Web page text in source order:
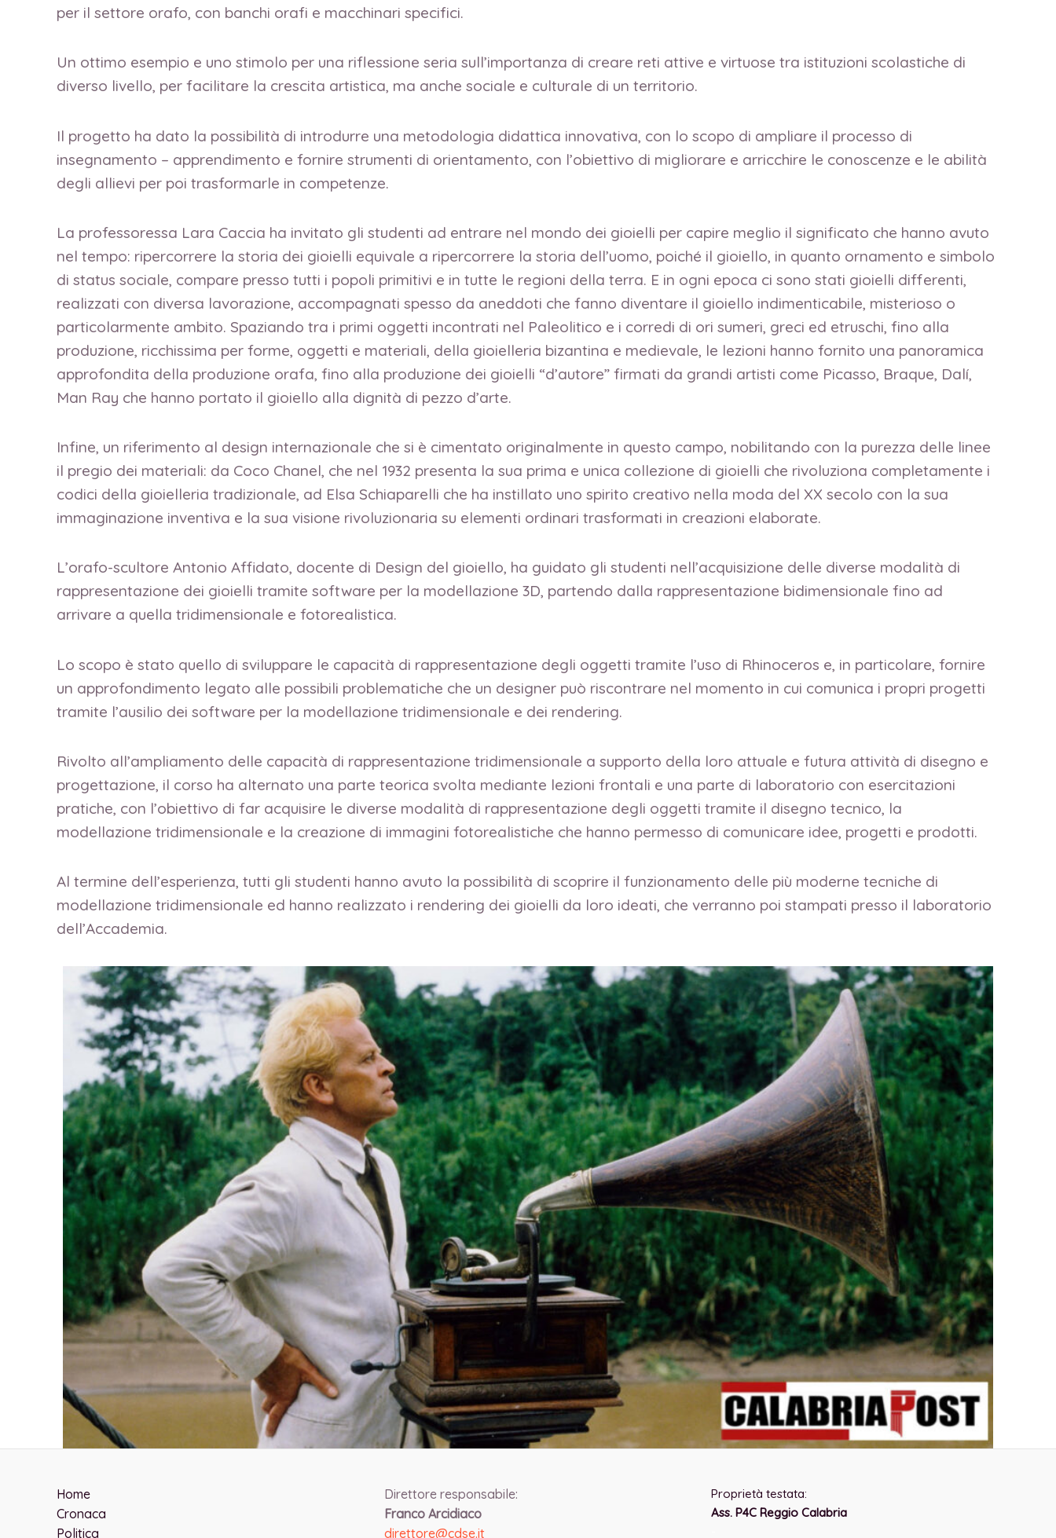
per il settore orafo, con banchi orafi e macchinari specifici.
Un ottimo esempio e uno stimolo per una riflessione seria sull’importanza di creare reti attive e virtuose tra istituzioni scolastiche di
diverso livello, per facilitare la crescita artistica, ma anche sociale e culturale di un territorio.
Il progetto ha dato la possibilità di introdurre una metodologia didattica innovativa, con lo scopo di ampliare il processo di
insegnamento – apprendimento e fornire strumenti di orientamento, con l’obiettivo di migliorare e arricchire le conoscenze e le abilità
degli allievi per poi trasformarle in competenze.
La professoressa Lara Caccia ha invitato gli studenti ad entrare nel mondo dei gioielli per capire meglio il significato che hanno avuto
nel tempo: ripercorrere la storia dei gioielli equivale a ripercorrere la storia dell’uomo, poiché il gioiello, in quanto ornamento e simbolo
di status sociale, compare presso tutti i popoli primitivi e in tutte le regioni della terra. E in ogni epoca ci sono stati gioielli differenti,
realizzati con diversa lavorazione, accompagnati spesso da aneddoti che fanno diventare il gioiello indimenticabile, misterioso o
particolarmente ambito. Spaziando tra i primi oggetti incontrati nel Paleolitico e i corredi di ori sumeri, greci ed etruschi, fino alla
produzione, ricchissima per forme, oggetti e materiali, della gioielleria bizantina e medievale, le lezioni hanno fornito una panoramica
approfondita della produzione orafa, fino alla produzione dei gioielli “d’autore” firmati da grandi artisti come Picasso, Braque, Dalí,
Man Ray che hanno portato il gioiello alla dignità di pezzo d’arte.
Infine, un riferimento al design internazionale che si è cimentato originalmente in questo campo, nobilitando con la purezza delle linee
il pregio dei materiali: da Coco Chanel, che nel 1932 presenta la sua prima e unica collezione di gioielli che rivoluziona completamente i
codici della gioielleria tradizionale, ad Elsa Schiaparelli che ha instillato uno spirito creativo nella moda del XX secolo con la sua
immaginazione inventiva e la sua visione rivoluzionaria su elementi ordinari trasformati in creazioni elaborate.
L’orafo-scultore Antonio Affidato, docente di Design del gioiello, ha guidato gli studenti nell’acquisizione delle diverse modalità di
rappresentazione dei gioielli tramite software per la modellazione 3D, partendo dalla rappresentazione bidimensionale fino ad
arrivare a quella tridimensionale e fotorealistica.
Lo scopo è stato quello di sviluppare le capacità di rappresentazione degli oggetti tramite l’uso di Rhinoceros e, in particolare, fornire
un approfondimento legato alle possibili problematiche che un designer può riscontrare nel momento in cui comunica i propri progetti
tramite l’ausilio dei software per la modellazione tridimensionale e dei rendering.
Rivolto all’ampliamento delle capacità di rappresentazione tridimensionale a supporto della loro attuale e futura attività di disegno e
progettazione, il corso ha alternato una parte teorica svolta mediante lezioni frontali e una parte di laboratorio con esercitazioni
pratiche, con l’obiettivo di far acquisire le diverse modalità di rappresentazione degli oggetti tramite il disegno tecnico, la
modellazione tridimensionale e la creazione di immagini fotorealistiche che hanno permesso di comunicare idee, progetti e prodotti.
Al termine dell’esperienza, tutti gli studenti hanno avuto la possibilità di scoprire il funzionamento delle più moderne tecniche di
modellazione tridimensionale ed hanno realizzato i rendering dei gioielli da loro ideati, che verranno poi stampati presso il laboratorio
dell’Accademia.
Home
Cronaca
Politica
Direttore responsabile:
Franco Arcidiaco
direttore@cdse.it
Proprietà testata:
Ass. P4C Reggio Calabria